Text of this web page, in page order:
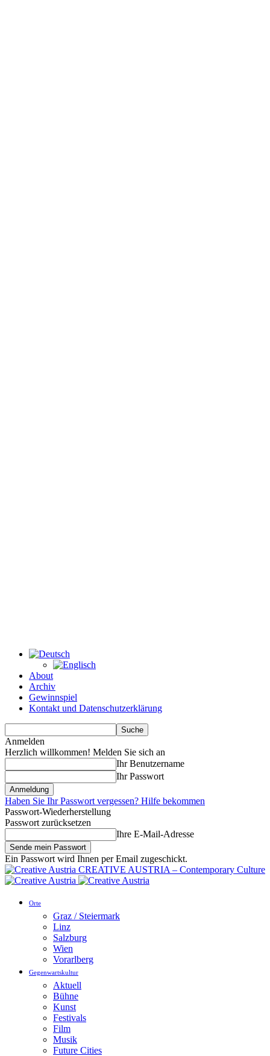
About
Archiv
Gewinnspiel
Kontakt und Datenschutzerklärung
Anmelden
Herzlich willkommen! Melden Sie sich an
Ihr Benutzername
Ihr Passwort
Haben Sie Ihr Passwort vergessen? Hilfe bekommen
Passwort-Wiederherstellung
Passwort zurücksetzen
Ihre E-Mail-Adresse
Ein Passwort wird Ihnen per Email zugeschickt.
CREATIVE AUSTRIA – Contemporary Culture
Orte
Graz / Steiermark
Linz
Salzburg
Wien
Vorarlberg
Gegenwartskultur
Aktuell
Bühne
Kunst
Festivals
Film
Musik
Future Cities